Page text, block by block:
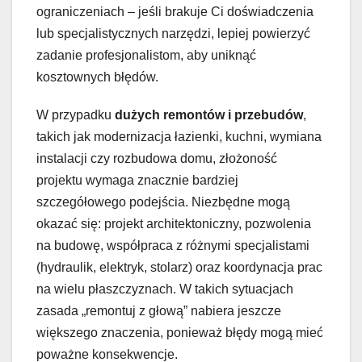
ograniczeniach – jeśli brakuje Ci doświadczenia
lub specjalistycznych narzędzi, lepiej powierzyć
zadanie profesjonalistom, aby uniknąć
kosztownych błędów.
W przypadku dużych remontów i przebudów,
takich jak modernizacja łazienki, kuchni, wymiana
instalacji czy rozbudowa domu, złożoność
projektu wymaga znacznie bardziej
szczegółowego podejścia. Niezbędne mogą
okazać się: projekt architektoniczny, pozwolenia
na budowę, współpraca z różnymi specjalistami
(hydraulik, elektryk, stolarz) oraz koordynacja prac
na wielu płaszczyznach. W takich sytuacjach
zasada „remontuj z głową” nabiera jeszcze
większego znaczenia, ponieważ błędy mogą mieć
poważne konsekwencje.